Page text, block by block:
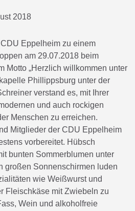
2018
Eppelheim zu einem
am 29.07.2018 beim
Motto „Herzlich willkommen unter
Phillippsburg unter der
verstand es, mit Ihrer
und auch rockigen
Menschen zu erreichen.
Mitglieder der CDU Eppelheim
vorbereitet. Hübsch
bunten Sommerblumen unter
großen Sonnenschirmen luden
wie Weißwurst und
Fleischkäse mit Zwiebeln zu
Wein und alkoholfreie